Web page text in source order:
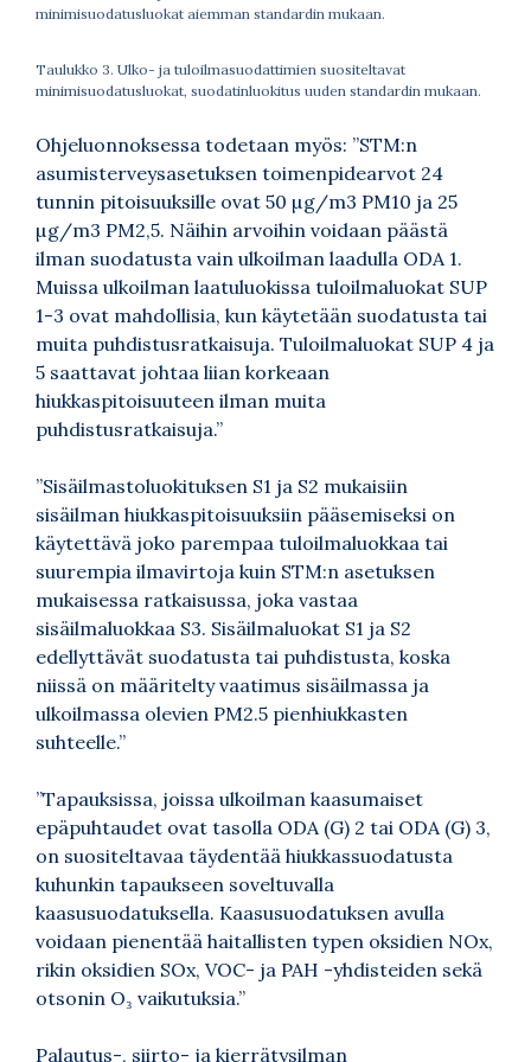
minimisuodatusluokat aiemman standardin mukaan.
Taulukko 3. Ulko- ja tuloilmasuodattimien suositeltavat
minimisuodatusluokat, suodatinluokitus uuden standardin mukaan.
Ohjeluonnoksessa todetaan myös: ”STM:n
asumisterveysasetuksen toimenpidearvot 24
tunnin pitoisuuksille ovat 50 µg/m3 PM10 ja 25
µg/m3 PM2,5. Näihin arvoihin voidaan päästä
ilman suodatusta vain ulkoilman laadulla ODA 1.
Muissa ulkoilman laatuluokissa tuloilmaluokat SUP
1-3 ovat mahdollisia, kun käytetään suodatusta tai
muita puhdistusratkaisuja. Tuloilmaluokat SUP 4 ja
5 saattavat johtaa liian korkeaan
hiukkaspitoisuuteen ilman muita
puhdistusratkaisuja.”
”Sisäilmastoluokituksen S1 ja S2 mukaisiin
sisäilman hiukkaspitoisuuksiin pääsemiseksi on
käytettävä joko parempaa tuloilmaluokkaa tai
suurempia ilmavirtoja kuin STM:n asetuksen
mukaisessa ratkaisussa, joka vastaa
sisäilmaluokkaa S3. Sisäilmaluokat S1 ja S2
edellyttävät suodatusta tai puhdistusta, koska
niissä on määritelty vaatimus sisäilmassa ja
ulkoilmassa olevien PM2.5 pienhiukkasten
suhteelle.”
”Tapauksissa, joissa ulkoilman kaasumaiset
epäpuhtaudet ovat tasolla ODA (G) 2 tai ODA (G) 3,
on suositeltavaa täydentää hiukkassuodatusta
kuhunkin tapaukseen soveltuvalla
kaasusuodatuksella. Kaasusuodatuksen avulla
voidaan pienentää haitallisten typen oksidien NOx,
rikin oksidien SOx, VOC- ja PAH -yhdisteiden sekä
otsonin O₃ vaikutuksia.”
Palautus-, siirto- ja kierrätysilman